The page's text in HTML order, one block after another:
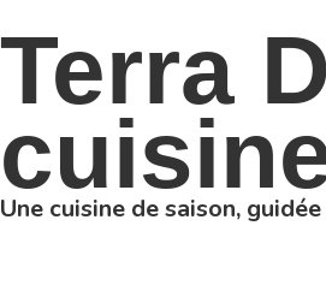
Terra
Une cuisine de saison,